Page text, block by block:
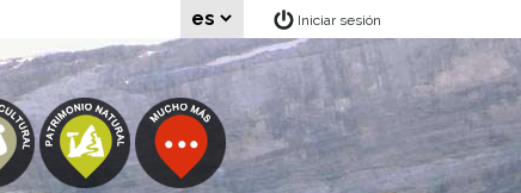
Iniciar sesión